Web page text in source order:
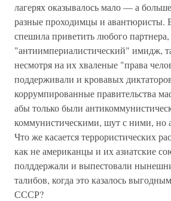
лагерях оказывалось мало — а
разные проходимцы и авантюристы.
спешила приветить любого
"антиимпериалистический" имидж,
несмотря на их хваленые "права
поддерживали и кровавых
коррумпированные правительства
абы только были
коммунистическими, шут с ними, но
Что же касается террористических
как не американцы и их азиатские
полддержали и выпестовали
талибов, когда это казалось
СССР?